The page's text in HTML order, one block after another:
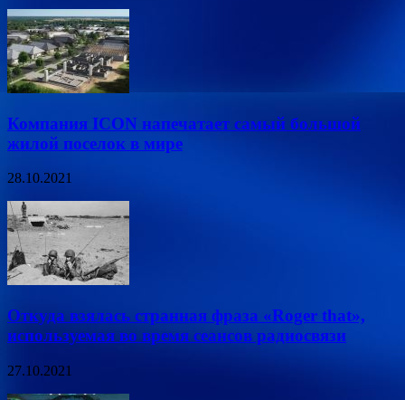
Компания ICON напечатает самый большой
жилой поселок в мире
28.10.2021
Откуда взялась странная фраза «Roger that»,
используемая во время сеансов радиосвязи
27.10.2021